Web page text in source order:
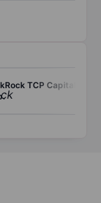
TCP Capital